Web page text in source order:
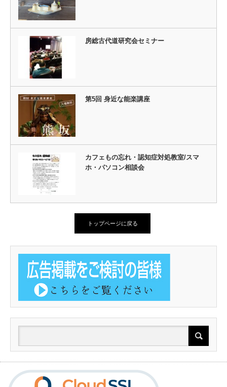
房総古代道研究会セミナー
第5回 身近な能楽講座
カフェもの忘れ・認知症対処教室/スマ
ホ・パソコン相談会
トップページに戻る